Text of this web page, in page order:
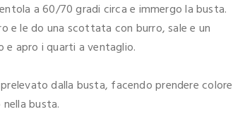
a 60/70 gradi circa e immergo la busta.
e le do una scottata con burro, sale e un
apro i quarti a ventaglio.
dalla busta, facendo prendere colore
busta.